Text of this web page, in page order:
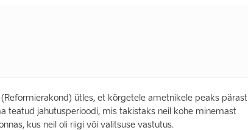
ütles, et kõrgetele ametnikele peaks pärast
teatud jahutusperioodi, mis takistaks neil kohe minemast
kus neil oli riigi või valitsuse vastutus.